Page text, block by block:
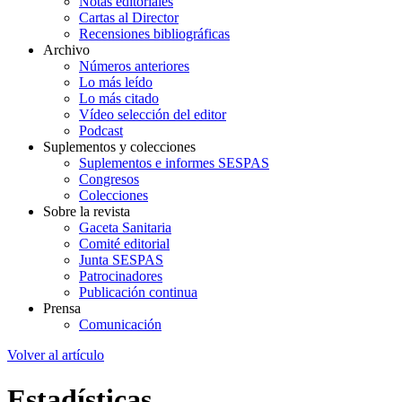
Cartas al Director
Recensiones bibliográficas
Archivo
Números anteriores
Lo más leído
Lo más citado
Vídeo selección del editor
Podcast
Suplementos y colecciones
Suplementos e informes SESPAS
Congresos
Colecciones
Sobre la revista
Gaceta Sanitaria
Comité editorial
Junta SESPAS
Patrocinadores
Publicación continua
Prensa
Comunicación
Volver al artículo